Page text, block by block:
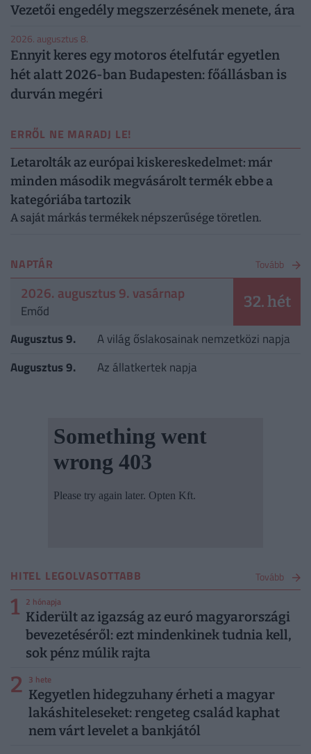
Vezetői engedély megszerzésének menete, ára
2026. augusztus 8.
Ennyit keres egy motoros ételfutár egyetlen
hét alatt 2026-ban Budapesten: főállásban is
durván megéri
ERRŐL NE MARADJ LE!
Letarolták az európai kiskereskedelmet: már
minden második megvásárolt termék ebbe a
kategóriába tartozik
A saját márkás termékek népszerűsége töretlen.
NAPTÁR Tovább
2026. augusztus 9. vasárnap
Emőd 32. hét
Augusztus 9.
A világ őslakosainak nemzetközi napja
Augusztus 9.
Az állatkertek napja
HITEL LEGOLVASOTTABB Tovább
1 2 hónapja
Kiderült az igazság az euró magyarországi
bevezetéséről: ezt mindenkinek tudnia kell,
sok pénz múlik rajta
2 3 hete
Kegyetlen hidegzuhany érheti a magyar
lakáshiteleseket: rengeteg család kaphat
nem várt levelet a bankjától